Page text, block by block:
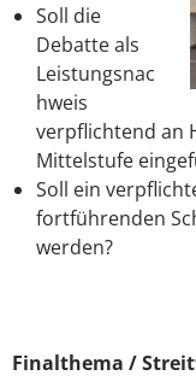
Soll die
Debatte als
Leistungsnac
hweis
verpflichtend an
Mittelstufe
Soll ein
fortführenden
werden?
Finalthema /